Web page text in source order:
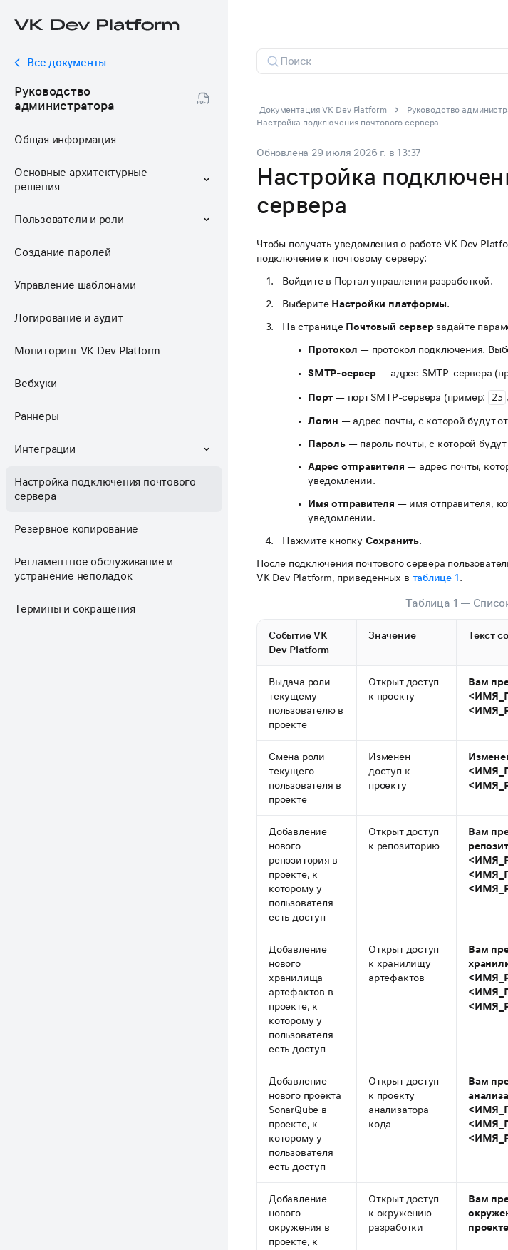
Все документы
Руководство
администратора
Общая информация
Основные архитектурные
решения
Пользователи и роли
Создание паролей
Управление шаблонами
Логирование и аудит
Мониторинг VK Dev Platform
Вебхуки
Раннеры
Интеграции
Настройка подключения почтового
сервера
Резервное копирование
Регламентное обслуживание и
устранение неполадок
Термины и сокращения
Документация VK Dev Platform
Руководство
Настройка подключения почтового сервера
Обновлена 29 июля 2026 г. в 13:37
Настройка
сервера
Чтобы получать уведомления о работе VK Dev
подключение к почтовому серверу:
Войдите в Портал управления разработкой.
Выберите Настройки платформы.
На странице Почтовый серверзадайте
Протокол — протокол подключения.
SMTP-сервер— адрес SMTP-сервера
Порт — порт SMTP-сервера (пример: 25 ,
Логин — адрес почты, с которой будут
Пароль— пароль почты, с которой
Адрес отправителя — адрес почты,
уведомлении.
Имя отправителя — имя отправителя,
уведомлении.
Нажмите кнопку Сохранить.
После подключения почтового сервера
VK Dev Platform, приведенных в таблице 1.
Таблица 1 —
Событие VK
Dev Platform
Значение Текст
Выдача роли
текущему
пользователю в
проекте
Открыт доступ
к проекту
Вам
Смена роли
текущего
пользователя в
проекте
Изменен
доступ к
проекту
Добавление
нового
репозитория в
проекте, к
которому у
пользователя
есть доступ
Открыт доступ
к репозиторию
Вам
Добавление
нового
хранилища
артефактов в
проекте, к
которому у
пользователя
есть доступ
Открыт доступ
к хранилищу
артефактов
Вам
Добавление
нового проекта
SonarQube в
проекте, к
которому у
пользователя
есть доступ
Открыт доступ
к проекту
анализатора
кода
Вам
Добавление
нового
окружения в
проекте, к
Открыт доступ
к окружению
разработки
Вам